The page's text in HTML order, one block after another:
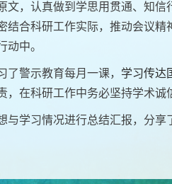
文，认真做到学思用贯通、知信
结合科研工作实际，推动会议
动中。
警示教育每月一课， 学习传达
在科研工作中务必坚持学术诚
与学习情况进行总结汇报，分